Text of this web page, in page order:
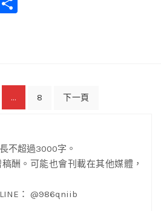
... 8 下一頁
不超過3000字。
酬。可能也會刊載在其他媒體，
： @986qniib